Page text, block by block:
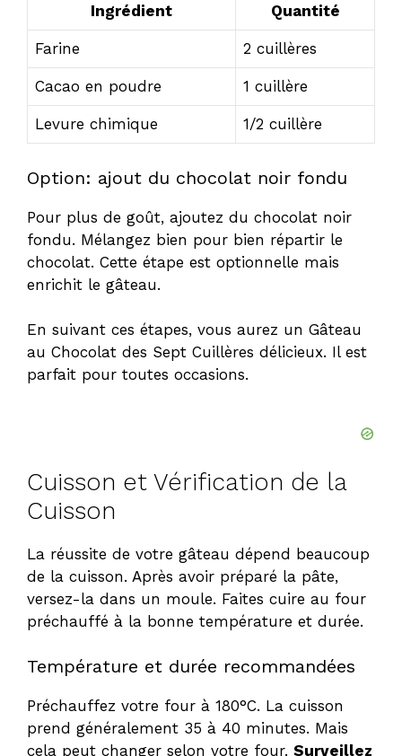
Ingrédient Quantité
Farine 2 cuillères
Cacao en poudre 1 cuillère
Levure chimique 1/2 cuillère
Option: ajout du chocolat noir fondu
Pour plus de goût, ajoutez du chocolat noir
fondu. Mélangez bien pour bien répartir le
chocolat. Cette étape est optionnelle mais
enrichit le gâteau.
En suivant ces étapes, vous aurez un Gâteau
au Chocolat des Sept Cuillères délicieux. Il est
parfait pour toutes occasions.
Cuisson et Vérification de la
Cuisson
La réussite de votre gâteau dépend beaucoup
de la cuisson. Après avoir préparé la pâte,
versez-la dans un moule. Faites cuire au four
préchauffé à la bonne température et durée.
Température et durée recommandées
Préchauffez votre four à 180°C. La cuisson
prend généralement 35 à 40 minutes. Mais
cela peut changer selon votre four. Surveillez